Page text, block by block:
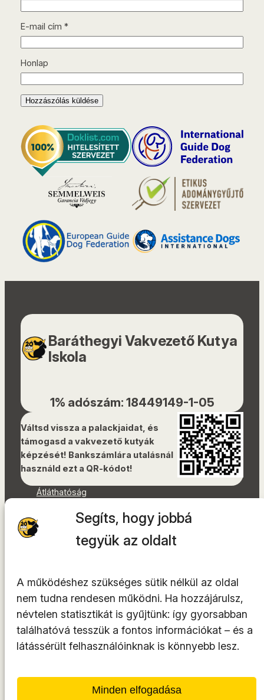
Segíts, hogy jobbá
tegyük az oldalt
A működéshez szükséges sütik nélkül az oldal
nem tudna rendesen működni. Ha hozzájárulsz,
névtelen statisztikát is gyűjtünk: így gyorsabban
találhatóvá tesszük a fontos információkat – és a
látássérült felhasználóinknak is könnyebb lesz.
Minden elfogadása
E-mail cím *
Honlap
Baráthegyi Vakvezető Kutya
Iskola
1% adószám: 18449149-1-05
Váltsd vissza a palackjaidat, és
támogasd a vakvezető kutyák
képzését! Bankszámlára utalásnál
használd ezt a QR-kódot!
Átláthatóság
Akadálymentességi nyilatkozat
Oldaltérkép
YouTube
LinkedIn
TikTok
A tárhelyszolgáltató azINTEGRITY Kft.